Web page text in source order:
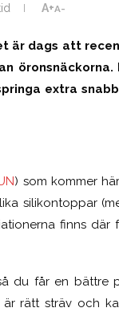
A+A-
är dags att
extra
) som kommer
silikontoppar
finns där
du får en bättre
rätt sträv och